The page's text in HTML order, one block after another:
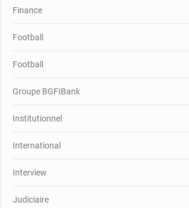
Finance
Football
Football
Groupe BGFIBank
Institutionnel
International
Interview
Judiciaire